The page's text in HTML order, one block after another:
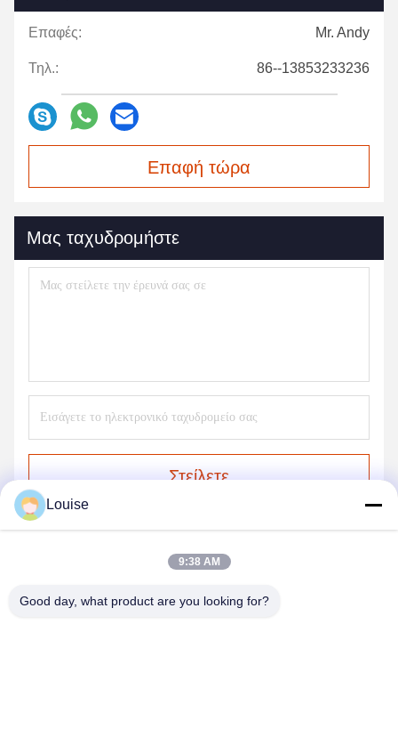
Επαφές: Mr. Andy
Τηλ.: 86--13853233236
Επαφή τώρα
Μας ταχυδρομήστε
Στείλετε
Louise
9:38 AM
Good day, what product are you looking for?